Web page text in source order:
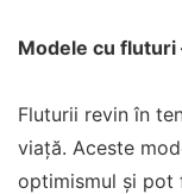
Modele cu fluturi
Fluturii revin în
viață. Aceste
optimismul și pot